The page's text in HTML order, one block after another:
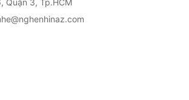
Quận 3, Tp.HCM